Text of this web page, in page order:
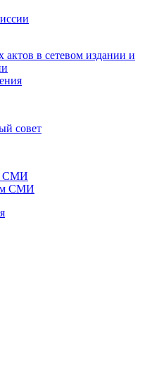
в сетевом издании и
совет
СМИ
СМИ